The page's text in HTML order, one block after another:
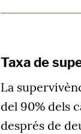
Taxa de
La
del 90% dels
després de